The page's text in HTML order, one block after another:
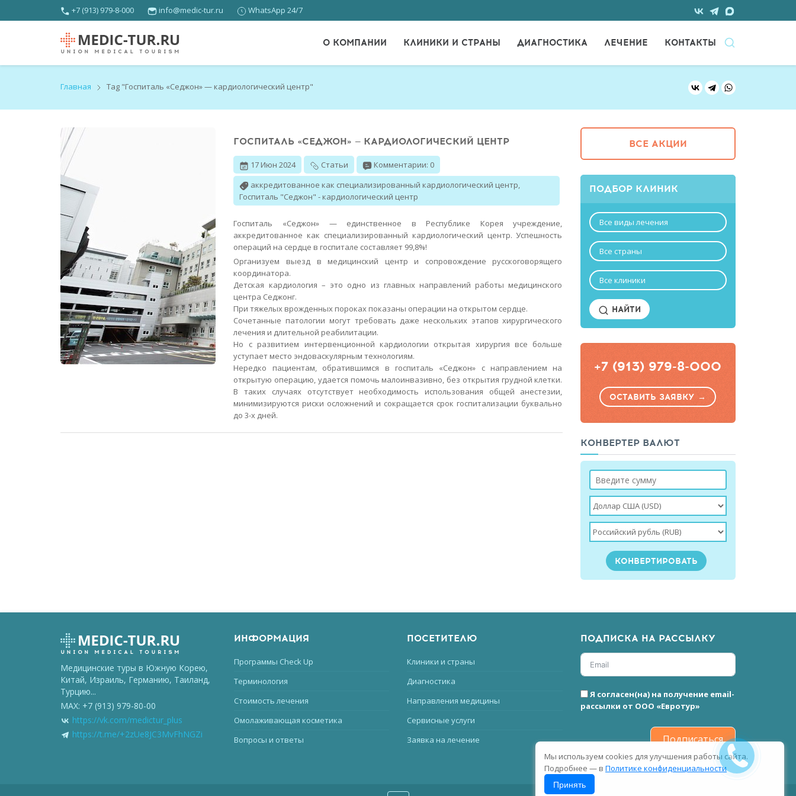
+7 (913) 979-8-000 info@medic-tur.ru WhatsApp 24/7
О КОМПАНИИ КЛИНИКИ И СТРАНЫ ДИАГНОСТИКА ЛЕЧЕНИЕ КОНТАКТЫ
Главная Tag "Госпиталь «Седжон» — кардиологический центр"
ГОСПИТАЛЬ «СЕДЖОН» — КАРДИОЛОГИЧЕСКИЙ ЦЕНТР
17 Июн 2024 Статьи
Комментарии: 0
аккредитованное как специализированный кардиологический центр,
Госпиталь "Седжон" - кардиологический центр
Госпиталь «Седжон» — единственное в Республике Корея учреждение,
аккредитованное как специализированный кардиологический центр. Успешность
операций на сердце в госпитале составляет 99,8%!
Организуем выезд в медицинский центр и сопровождение русскоговорящего
координатора.
Детская кардиология – это одно из главных направлений работы медицинского
центра Седжонг.
При тяжелых врожденных пороках показаны операции на открытом сердце.
Сочетанные патологии могут требовать даже нескольких этапов хирургического
лечения и длительной реабилитации.
Но с развитием интервенционной кардиологии открытая хирургия все больше
уступает место эндоваскулярным технологиям.
Нередко пациентам, обратившимся в госпиталь «Седжон» с направлением на
открытую операцию, удается помочь малоинвазивно, без открытия грудной клетки.
В таких случаях отсутствует необходимость использования общей анестезии,
минимизируются риски осложнений и сокращается срок госпитализации буквально
до 3-х дней.
ВСЕ АКЦИИ
ПОДБОР КЛИНИК
Все виды лечения
Все страны
Все клиники
НАЙТИ
+7 (913) 979-8-000
ОСТАВИТЬ ЗАЯВКУ →
КОНВЕРТЕР ВАЛЮТ
Медицинские туры в Южную Корею,
Китай, Израиль, Германию, Таиланд,
Турцию...
MAX: +7 (913) 979-80-00
https://vk.com/medictur_plus
https://t.me/+2zUe8JC3MvFhNGZi
ИНФОРМАЦИЯ
Программы Check Up
Терминология
Стоимость лечения
Омолаживающая косметика
Вопросы и ответы
ПОСЕТИТЕЛЮ
Клиники и страны
Диагностика
Направления медицины
Сервисные услуги
Заявка на лечение
ПОДПИСКА НА РАССЫЛКУ
Я согласен(на) на получение email-
рассылки от ООО «Евротур»
Подписаться
Мы используем cookies для улучшения работы сайта.
Подробнее — в Политике конфиденциальности
Принять